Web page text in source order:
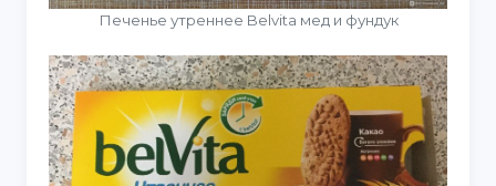
Печенье утреннее Belvita мед и фундук